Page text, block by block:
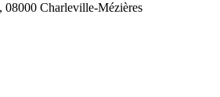
08000 Charleville-Mézières